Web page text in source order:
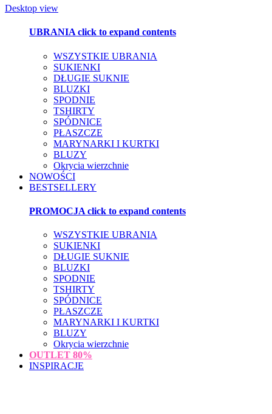
Desktop view
UBRANIAclick to expand contents
WSZYSTKIE UBRANIA
SUKIENKI
DŁUGIE SUKNIE
BLUZKI
SPODNIE
TSHIRTY
SPÓDNICE
PŁASZCZE
MARYNARKI I KURTKI
BLUZY
Okrycia wierzchnie
NOWOŚCI
BESTSELLERY
PROMOCJA click to expand contents
WSZYSTKIE UBRANIA
SUKIENKI
DŁUGIE SUKNIE
BLUZKI
SPODNIE
TSHIRTY
SPÓDNICE
PŁASZCZE
MARYNARKI I KURTKI
BLUZY
Okrycia wierzchnie
OUTLET 80%
INSPIRACJE